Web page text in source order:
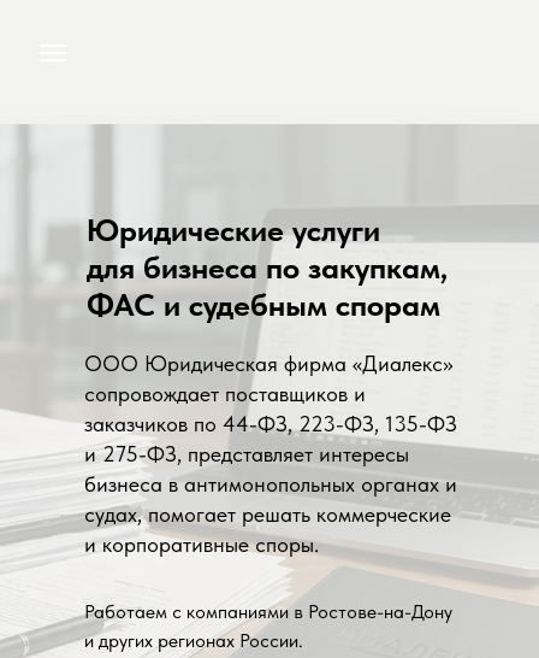
Юридические услуги
для бизнеса по закупкам,
ФАС и судебным спорам
Работаем с компаниями в Ростове-на-Дону
и других регионах России.
ООО Юридическая фирма «Диалекс»
сопровождает поставщиков и
заказчиков по 44-ФЗ, 223-ФЗ, 135-ФЗ
и 275-ФЗ, представляет интересы
бизнеса в антимонопольных органах и
судах, помогает решать коммерческие
и корпоративные споры.